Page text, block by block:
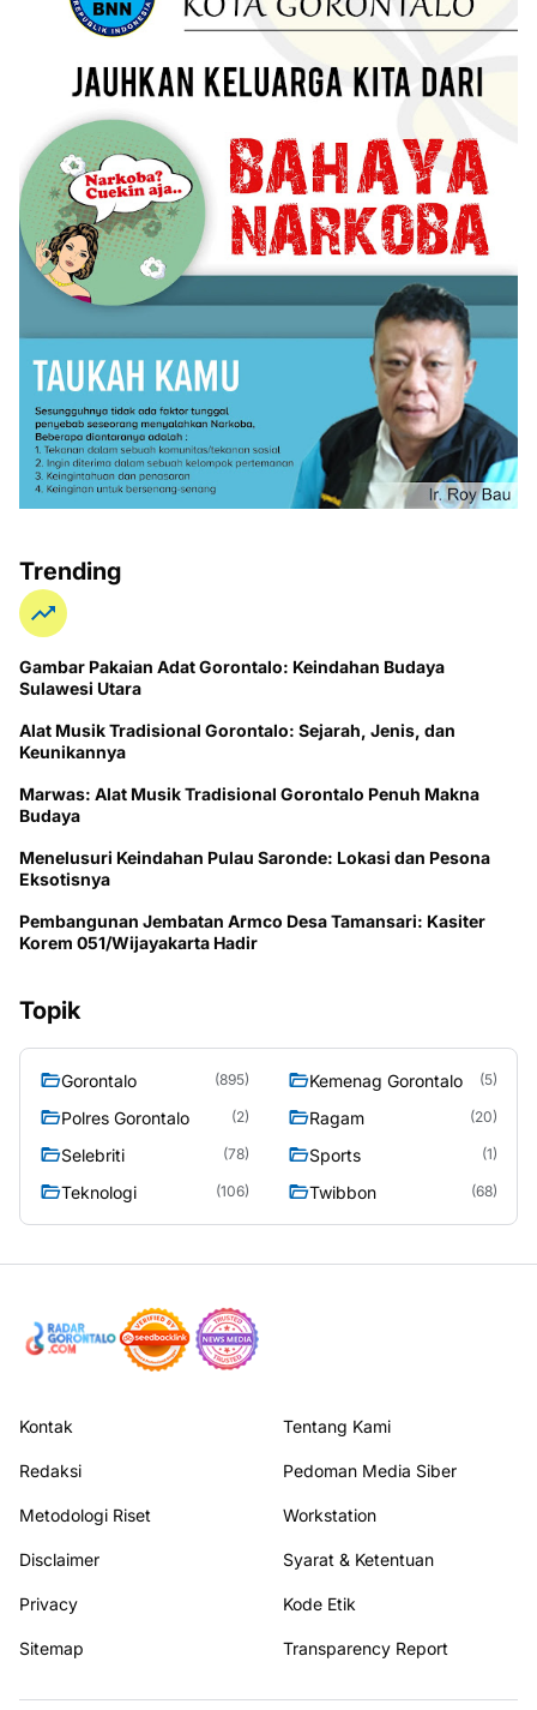
Trending
Gambar Pakaian Adat Gorontalo: Keindahan Budaya
Sulawesi Utara
Alat Musik Tradisional Gorontalo: Sejarah, Jenis, dan
Keunikannya
Marwas: Alat Musik Tradisional Gorontalo Penuh Makna
Budaya
Menelusuri Keindahan Pulau Saronde: Lokasi dan Pesona
Eksotisnya
Pembangunan Jembatan Armco Desa Tamansari: Kasiter
Korem 051/Wijayakarta Hadir
Topik
Gorontalo (895) Kemenag Gorontalo (5)
Polres Gorontalo (2) Ragam (20)
Selebriti (78) Sports (1)
Teknologi (106) Twibbon (68)
Kontak Tentang Kami
Redaksi Pedoman Media Siber
Metodologi Riset Workstation
Disclaimer Syarat & Ketentuan
Privacy Kode Etik
Sitemap Transparency Report